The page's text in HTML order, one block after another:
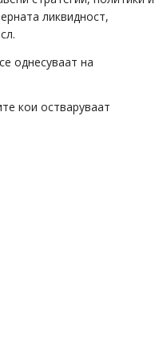
ликвидност,
однесуваат на
кои остваруваат